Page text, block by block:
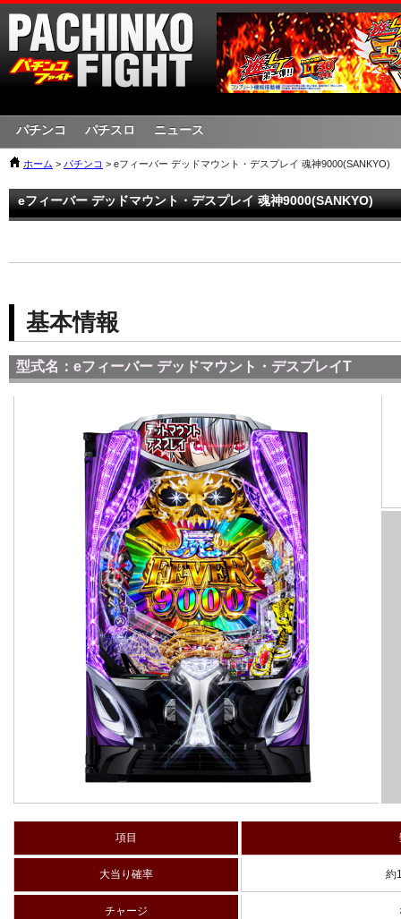
パチンコ パチスロ ニュース
ホーム > パチンコ > eフィーバー デッドマウント・デスプレイ 魂神9000(SANKYO)
eフィーバー デッドマウント・デスプレイ 魂神9000(SANKYO)
基本情報
型式名：eフィーバー デッドマウント・デスプレイT
項目
大当り確率 約
チャージ